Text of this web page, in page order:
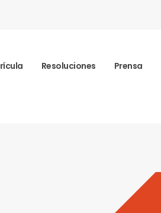
Resoluciones Prensa